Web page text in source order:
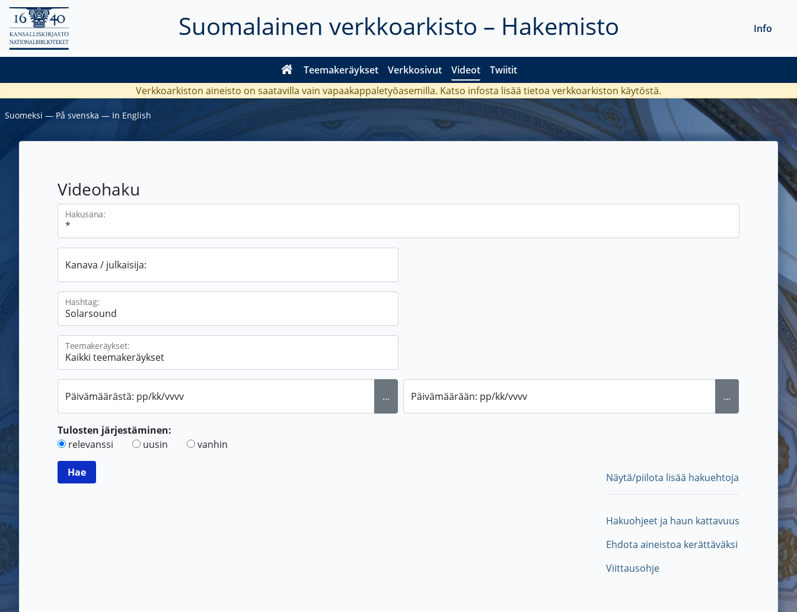
Suomalainen verkkoarkisto – Hakemisto
Teemakeräykset Verkkosivut Videot Twiitit
Info
Verkkoarkiston aineisto on saatavilla vain vapaakappaletyöasemilla. Katso infosta lisää tietoa verkkoarkiston käytöstä.
Suomeksi ― På svenska ― In English
Videohaku
Hakusana:
Kanava / julkaisija:
Hashtag:
Teemakeräykset:
Päivämäärästä: pp/kk/vvvv ... Päivämäärään: pp/kk/vvvv ...
Tulosten järjestäminen:
relevanssi
uusin vanhin
Näytä/piilota lisää hakuehtoja
Hakuohjeet ja haun kattavuus
Ehdota aineistoa kerättäväksi
Viittausohje